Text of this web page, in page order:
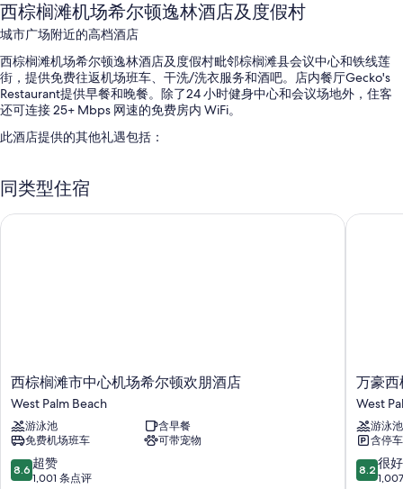
西棕榈滩机场希尔顿逸林酒店及度假村
城市广场附近的高档酒店
西棕榈滩机场希尔顿逸林酒店及度假村毗邻棕榈滩县会议中心和铁线莲
街，提供免费往返机场班车、干洗/洗衣服务和酒吧。店内餐厅Gecko's
Restaurant提供早餐和晚餐。除了24 小时健身中心和会议场地外，住客
还可连接 25+ Mbps 网速的免费房内 WiFi。
此酒店提供的其他礼遇包括：
自助式早餐（收费）、自助停车（收费）和多语言服务
行李储存室、电梯和无烟场所
其他的设施/服务还包括：
Select Comfort 床垫和免费婴儿床
浴室配备淋浴/浴缸组合和免费洗浴用品
42-英寸平板电视，带收费电视频道
衣柜/壁橱、冰箱和咖啡机/冲茶器
同类型住宿
西
棕
榈
滩
市
中
心
西棕榈滩市中心机场希尔顿欢朋酒店
West Palm Beach
游泳池
含早餐
免费机场班车
可带宠物
8.6
分，
8.6 超赞
1,001 条点评
西棕榈滩市中心机场希尔顿欢朋酒店
万
豪
西
棕
榈
海
滩
万豪西
West
游泳池
含停
8.2
分，
8.2 很好
万豪西